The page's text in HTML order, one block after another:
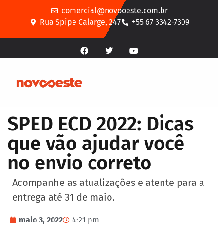
comercial@novooeste.com.br
Rua Spipe Calarge, 247
+55 67 3342-7309
SPED ECD 2022: Dicas
que vão ajudar você
no envio correto
Acompanhe as atualizações e atente para a
entrega até 31 de maio.
maio 3, 2022 4:21 pm